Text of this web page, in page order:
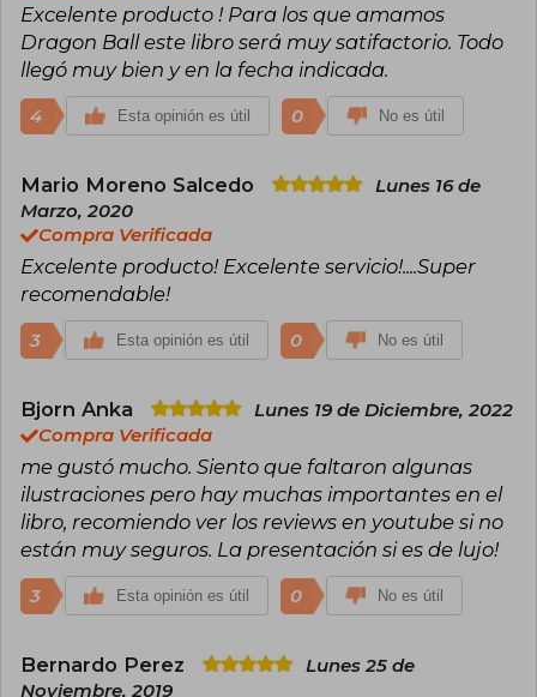
Excelente producto ! Para los que amamos
Dragon Ball este libro será muy satifactorio. Todo
llegó muy bien y en la fecha indicada.
4 Esta opinión es útil 0 No es útil
Mario Moreno Salcedo
Lunes 16 de
Marzo, 2020
Compra Verificada
Excelente producto! Excelente servicio!....Super
recomendable!
3 Esta opinión es útil 0 No es útil
Bjorn Anka
Lunes 19 de Diciembre, 2022
Compra Verificada
me gustó mucho. Siento que faltaron algunas
ilustraciones pero hay muchas importantes en el
libro, recomiendo ver los reviews en youtube si no
están muy seguros. La presentación si es de lujo!
3 Esta opinión es útil 0 No es útil
Bernardo Perez
Lunes 25 de
Noviembre, 2019